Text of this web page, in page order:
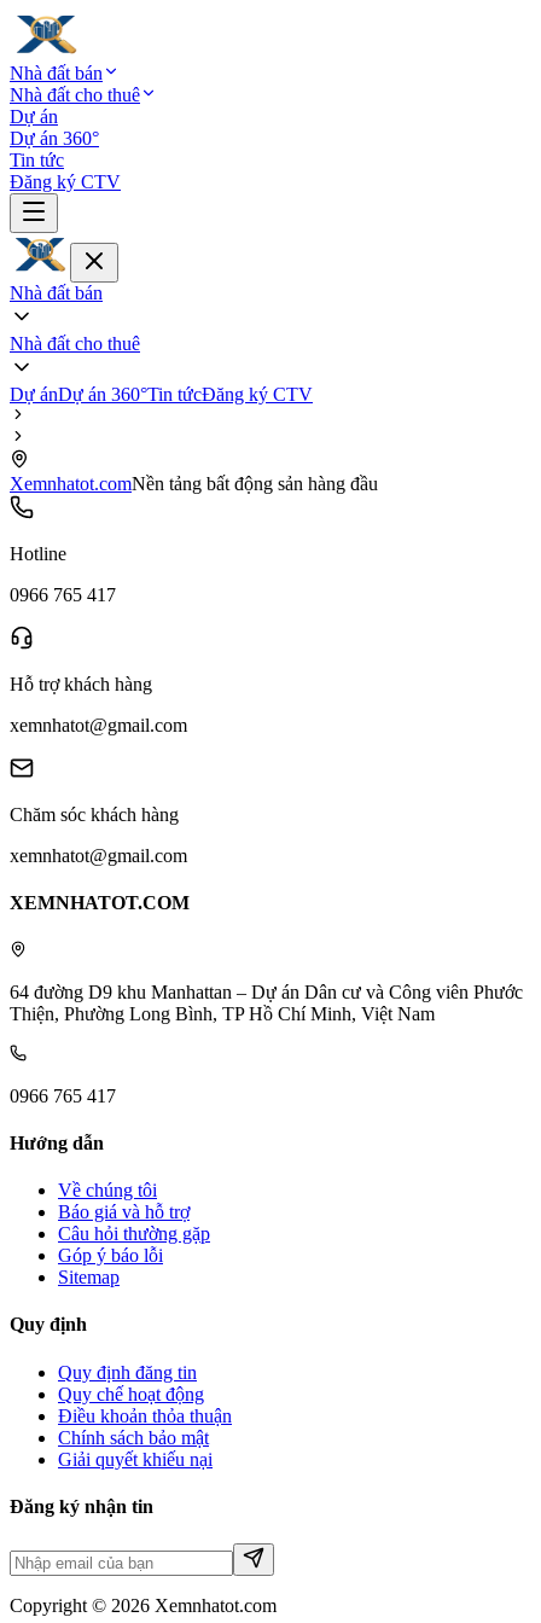
Nhà đất bán
Nhà đất cho thuê
Dự án
Dự án 360°
Tin tức
Đăng ký CTV
Nhà đất bán
Nhà đất cho thuê
Dự ánDự án 360°Tin tứcĐăng ký CTV
Xemnhatot.comNền tảng bất động sản hàng đầu
Hotline
0966 765 417
Hỗ trợ khách hàng
xemnhatot@gmail.com
Chăm sóc khách hàng
xemnhatot@gmail.com
XEMNHATOT.COM
64 đường D9 khu Manhattan – Dự án Dân cư và Công viên Phước
Thiện, Phường Long Bình, TP Hồ Chí Minh, Việt Nam
0966 765 417
Hướng dẫn
Về chúng tôi
Báo giá và hỗ trợ
Câu hỏi thường gặp
Góp ý báo lỗi
Sitemap
Quy định
Quy định đăng tin
Quy chế hoạt động
Điều khoản thỏa thuận
Chính sách bảo mật
Giải quyết khiếu nại
Đăng ký nhận tin
Copyright © 2026 Xemnhatot.com